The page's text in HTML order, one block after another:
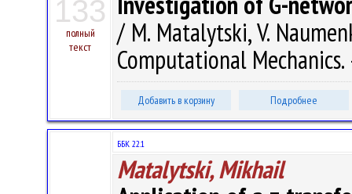
133
полный
текст
/ M. Matalytski, V.
Computational
Добавить в корзину Подробнее
ББК 22.1
Matalytski, Mikhail